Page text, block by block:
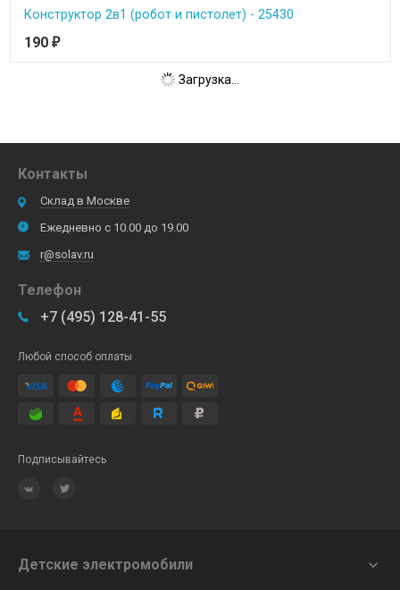
Конструктор 2в1 (робот и пистолет) - 25430
190 ₽
Загрузка...
Контакты
Склад в Москве
Ежедневно с 10.00 до 19.00
r@solav.ru
Телефон
+7 (495) 128-41-55
Любой способ оплаты
Подписывайтесь
Детские электромобили 